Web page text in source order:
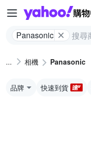
Panasonic
相機 Panasonic
品牌 快速到貨